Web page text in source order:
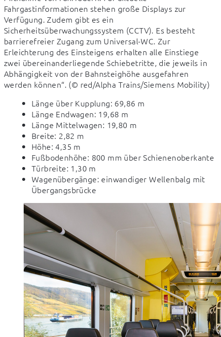
Fahrgastinformationen stehen große Displays zur
Verfügung. Zudem gibt es ein
Sicherheitsüberwachungssystem (CCTV). Es besteht
barrierefreier Zugang zum Universal-WC. Zur
Erleichterung des Einsteigens erhalten alle Einstiege
zwei übereinanderliegende Schiebetritte, die jeweils in
Abhängigkeit von der Bahnsteighöhe ausgefahren
werden können“. (© red/Alpha Trains/Siemens Mobility)
Länge über Kupplung: 69,86 m
Länge Endwagen: 19,68 m
Länge Mittelwagen: 19,80 m
Breite: 2,82 m
Höhe: 4,35 m
Fußbodenhöhe: 800 mm über Schienenoberkante
Türbreite: 1,30 m
Wagenübergänge: einwandiger Wellenbalg mit
Übergangsbrücke